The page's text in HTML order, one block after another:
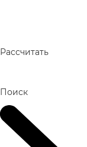
Рассчитать
Поиск